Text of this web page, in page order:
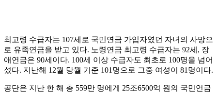
최고령 수급자는 107세로 국민연금 가입자였던 자녀의 사망으
로 유족연금을 받고 있다. 노령연금 최고령 수급자는 92세, 장
애연금은 90세이다. 100세 이상 수급자도 최초로 100명을 넘어
섰다. 지난해 12월 당월 기준 101명으로 그중 여성이 81명이다.
공단은 지난 한 해 총 559만 명에게 25조6500억 원의 국민연금